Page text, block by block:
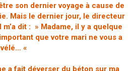
son dernier voyage à cause de
Mais le dernier jour, le directeur
m’a dit : » Madame, il y a quelque
que votre mari ne vous a
«
a fait déverser du béton sur ma